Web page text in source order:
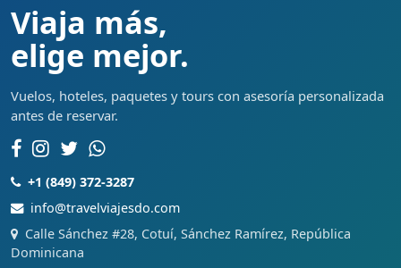
Viaja más,
elige mejor.
Vuelos, hoteles, paquetes y tours con asesoría personalizada
antes de reservar.
+1 (849) 372-3287
info@travelviajesdo.com
Calle Sánchez #28, Cotuí, Sánchez Ramírez, República
Dominicana